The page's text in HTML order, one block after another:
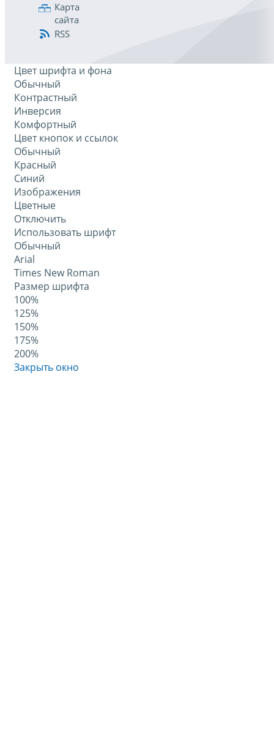
Карта
сайта
RSS
Цвет шрифта и фона
Обычный
Контрастный
Инверсия
Комфортный
Цвет кнопок и ссылок
Обычный
Красный
Синий
Изображения
Цветные
Отключить
Использовать шрифт
Обычный
Arial
Times New Roman
Размер шрифта
100%
125%
150%
175%
200%
Закрыть окно